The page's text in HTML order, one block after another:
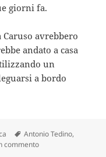
giorni fa.
avrebbero
andato a casa
un
a bordo
Tag
Antonio Tedino,
commentosu Foglianise: